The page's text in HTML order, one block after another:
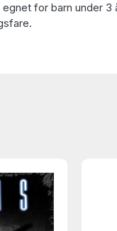
for barn under 3